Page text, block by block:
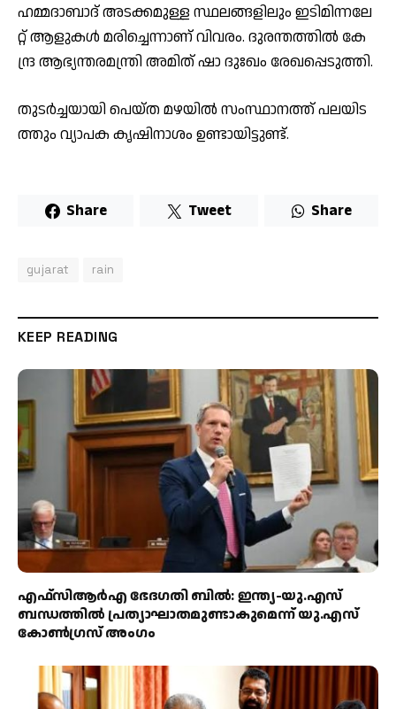
ഹ­​മ്മ­​ദാ­​ബാ­​ദ് അ­​ട­​ക്ക­​മു­​ള്ള സ്ഥ­​ല­​ങ്ങ­​ളി​ലും ഇ­​ടി­​മി­​ന്ന­​ലേ­​
റ്റ് ആ­​ളു­​ക​ള്‍ മ­​രി­​ച്ചെ­​ന്നാ­​ണ് വി­​വ­​രം. ദു­​ര­​ന്ത­​ത്തി​ല്‍ കേ­​
ന്ദ്ര ആ­​ഭ്യ­​ന്ത­​ര­​മ​ന്ത്രി അ­​മി­​ത് ഷാ ​ദുഃ­​ഖം രേ­​ഖ­​പ്പെ­​ടു­​ത്തി.
തു­​ട​ര്‍­​ച്ച­​യാ­​യി പെ​യ്­​ത മ­​ഴ­​യി​ല്‍ സം­​സ്ഥാ​ന­​ത്ത് പ­​ല­​യി­​ട​
ത്തും വ്യാ­​പ­​ക കൃ­​ഷി­​നാ­​ശം ഉ­​ണ്ടാ­​യി­​ട്ടു­​ണ്ട്.
Share Tweet Share
gujarat rain
KEEP READING
എഫ്‌സിആർഎ ഭേദഗതി ബിൽ: ഇന്ത്യ-യു.എസ്
ബന്ധത്തിൽ പ്രത്യാഘാതമുണ്ടാകുമെന്ന് യു.എസ്
കോൺഗ്രസ് അംഗം